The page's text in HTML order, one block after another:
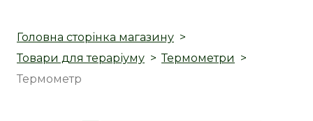
Головна сторінка магазину
Товари для тераріуму
Термометри
Термометр